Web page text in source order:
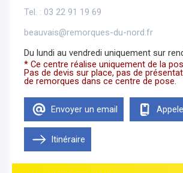
Tel. : 03 22 91 19 69
beauvais@remorques-du-nord.fr
Du lundi au vendredi uniquement sur
* Ce centre réalise uniquement de la
Pas de devis sur place, pas de
de remorques dans ce centre de pose.
Envoyer un email
Itinéraire